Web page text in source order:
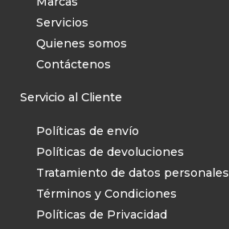
Servicios
Quienes somos
Contáctenos
Servicio al Cliente
Políticas de envío
Políticas de devoluciones
Tratamiento de datos personales
Términos y Condiciones
Políticas de Privacidad